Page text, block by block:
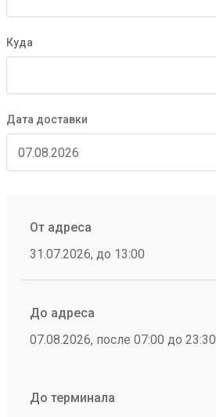
Куда
Дата доставки
От адреса
31.07.2026, до 13:00
До адреса
07.08.2026, после 07:00 до 23:30
До терминала